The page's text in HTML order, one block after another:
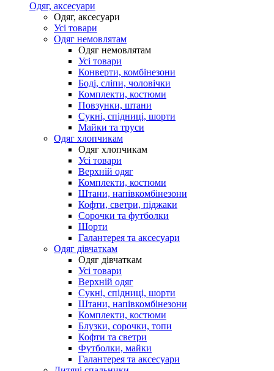
Одяг, аксесуари
Одяг, аксесуари
Усі товари
Одяг немовлятам
Одяг немовлятам
Усі товари
Конверти, комбінезони
Боді, сліпи, чоловічки
Комплекти, костюми
Повзунки, штани
Сукні, спідниці, шорти
Майки та труси
Одяг хлопчикам
Одяг хлопчикам
Усі товари
Верхній одяг
Комплекти, костюми
Штани, напівкомбінезони
Кофти, светри, піджаки
Сорочки та футболки
Шорти
Галантерея та аксесуари
Одяг дівчаткам
Одяг дівчаткам
Усі товари
Верхній одяг
Сукні, спідниці, шорти
Штани, напівкомбінезони
Комплекти, костюми
Блузки, сорочки, топи
Кофти та светри
Футболки, майки
Галантерея та аксесуари